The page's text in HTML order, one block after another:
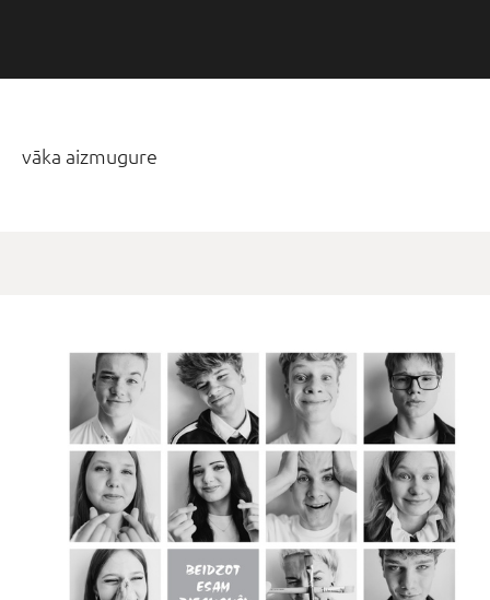
vāka aizmugure